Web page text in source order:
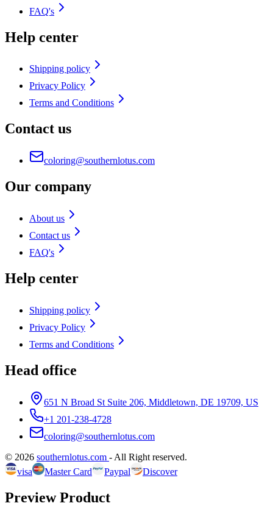
FAQ's
Help center
Shipping policy
Privacy Policy
Terms and Conditions
Contact us
coloring@southernlotus.com
Our company
About us
Contact us
FAQ's
Help center
Shipping policy
Privacy Policy
Terms and Conditions
Head office
651 N Broad St Suite 206, Middletown, DE 19709, US
+1 201-238-4728
coloring@southernlotus.com
© 2026 southernlotus.com - All Right reserved.
visa
Master Card Paypal Discover
Preview Product